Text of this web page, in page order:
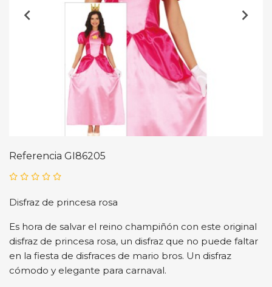
Referencia GI86205
Disfraz de princesa rosa
Es hora de salvar el reino champiñón con este original
disfraz de princesa rosa, un disfraz que no puede faltar
en la fiesta de disfraces de mario bros. Un disfraz
cómodo y elegante para carnaval.